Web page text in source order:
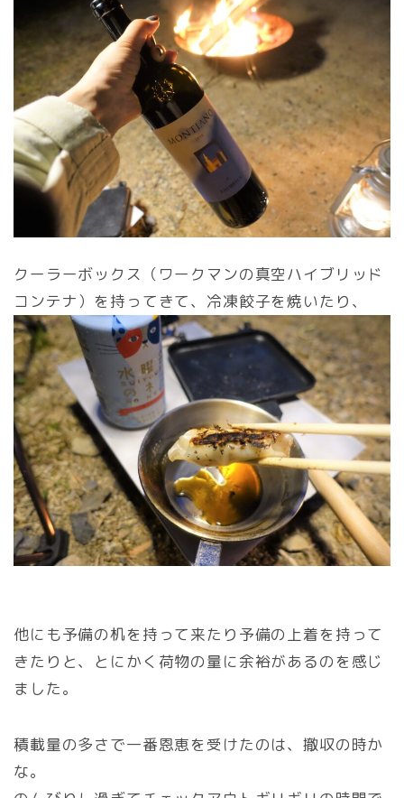
クーラーボックス（ワークマンの真空ハイブリッド
コンテナ）を持ってきて、冷凍餃子を焼いたり、
他にも予備の机を持って来たり予備の上着を持って
きたりと、とにかく荷物の量に余裕があるのを感じ
ました。
積載量の多さで一番恩恵を受けたのは、撤収の時か
な。